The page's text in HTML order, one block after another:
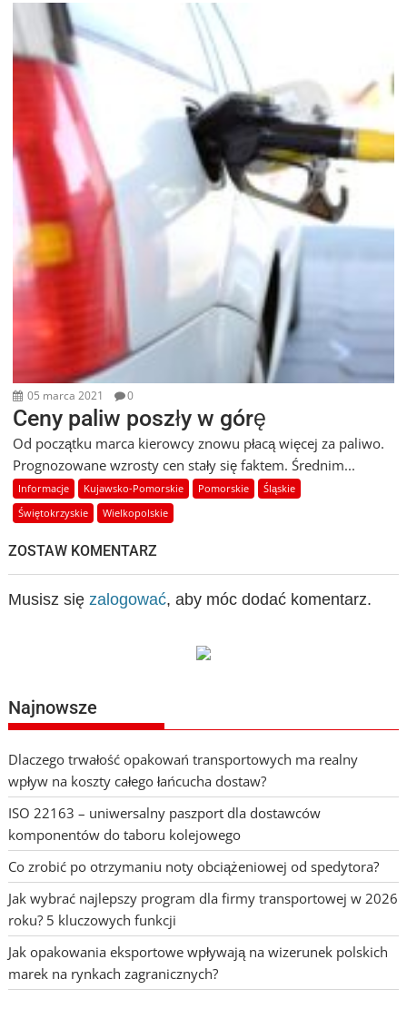
05 marca 2021 0
Ceny paliw poszły w górę
Od początku marca kierowcy znowu płacą więcej za paliwo.
Prognozowane wzrosty cen stały się faktem. Średnim...
Informacje Kujawsko-Pomorskie Pomorskie
Śląskie
Świętokrzyskie
Wielkopolskie
ZOSTAW KOMENTARZ
Musisz się zalogować, aby móc dodać komentarz.
Najnowsze
Dlaczego trwałość opakowań transportowych ma realny
wpływ na koszty całego łańcucha dostaw?
ISO 22163 – uniwersalny paszport dla dostawców
komponentów do taboru kolejowego
Co zrobić po otrzymaniu noty obciążeniowej od spedytora?
Jak wybrać najlepszy program dla firmy transportowej w 2026
roku? 5 kluczowych funkcji
Jak opakowania eksportowe wpływają na wizerunek polskich
marek na rynkach zagranicznych?